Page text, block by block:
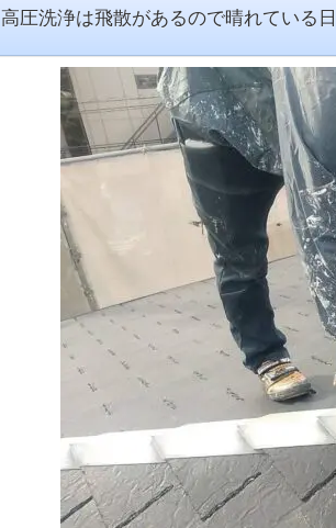
高圧洗浄は飛散があるので晴れている